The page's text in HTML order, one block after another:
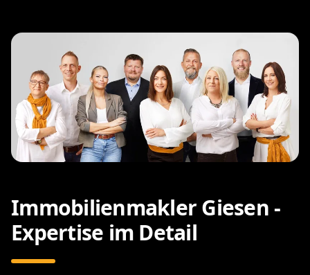
Immobilienmakler Giesen -
Expertise im Detail